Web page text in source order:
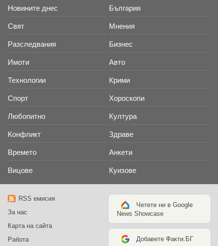
Новините днес България
Свят Мнения
Разследвания Бизнес
Имоти Авто
Технологии Крими
Спорт Хороскопи
Любопитно Култура
Конфликт Здраве
Времето Анкети
Вицове Куизове
RSS емисия
За нас
Карта на сайта
Работа
Четете ни в Google
News Showcase
Добавете Факти.БГ